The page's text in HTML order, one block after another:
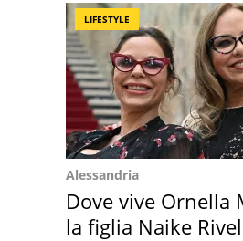
LIFESTYLE
Alessandria
Dove vive Ornella
la figlia Naike